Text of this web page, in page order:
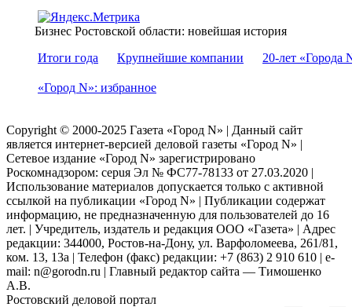
Бизнес Ростовской области: новейшая история
Итоги года
Крупнейшие компании 20-лет «Города
«Город N»: избранное
Copyright © 2000-2025 Газета «Город N» | Данный сайт
является интернет-версией деловой газеты «Город N» |
Сетевое издание «Город N» зарегистрировано
Роскомнадзором: серuя Эл № ФС77-78133 от 27.03.2020 |
Использование материалов допускается только с активной
ссылкой на публикации «Город N» | Публикации содержат
информацию, не предназначенную для пользователей до 16
лет. | Учредитель, издатель и редакция ООО «Газета» | Адрес
редакции: 344000, Ростов-на-Дону, ул. Варфоломеева, 261/81,
ком. 13, 13а | Телефон (факс) редакции: +7 (863) 2 910 610 | e-
mail: n@gorodn.ru | Главный редактор сайта — Тимошенко
А.В.
Ростовский деловой портал